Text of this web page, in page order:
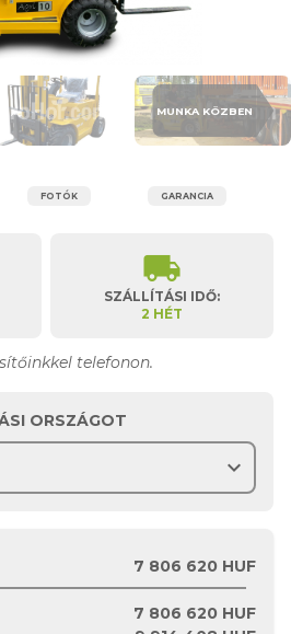
MUNKA KÖZBEN
FOTÓK GARANCIA
telefonon.
local_shipping
SZÁLLÍTÁSI IDŐ:
2 HÉT
ORSZÁGOT
expand_more
7 806 620 HUF
7 806 620 HUF